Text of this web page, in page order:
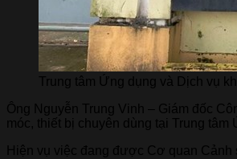
Trung tâm Ứng dụng và Dịch vụ
Ông Nguyễn Trung Vinh – Giám đốc
móc, thiết bị chuyên dùng tại Trung
Hiện vụ việc đang được Cơ quan Cảnh